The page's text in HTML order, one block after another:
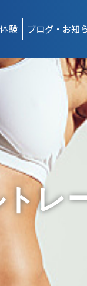
験 ブログ・お知
レ